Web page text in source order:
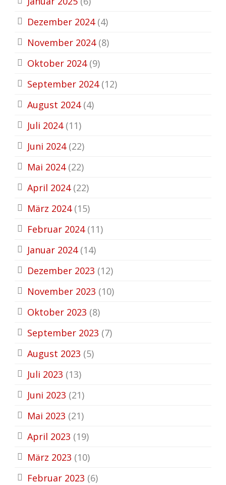
Dezember 2024(4)
November 2024(8)
Oktober 2024(9)
September 2024(12)
August 2024(4)
Juli 2024(11)
Juni 2024(22)
Mai 2024(22)
April 2024(22)
März 2024(15)
Februar 2024(11)
Januar 2024(14)
Dezember 2023 (12)
November 2023 (10)
Oktober 2023 (8)
September 2023 (7)
August 2023 (5)
Juli 2023 (13)
Juni 2023 (21)
Mai 2023 (21)
April 2023 (19)
März 2023 (10)
Februar 2023 (6)